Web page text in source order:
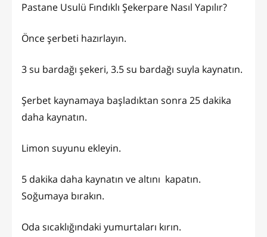
Pastane Usulü Fındıklı Şekerpare Nasıl Yapılır?
Önce şerbeti hazırlayın.
3 su bardağı şekeri, 3.5 su bardağı suyla kaynatın.
Şerbet kaynamaya başladıktan sonra 25 dakika
daha kaynatın.
Limon suyunu ekleyin.
5 dakika daha kaynatın ve altını kapatın.
Soğumaya bırakın.
Oda sıcaklığındaki yumurtaları kırın.